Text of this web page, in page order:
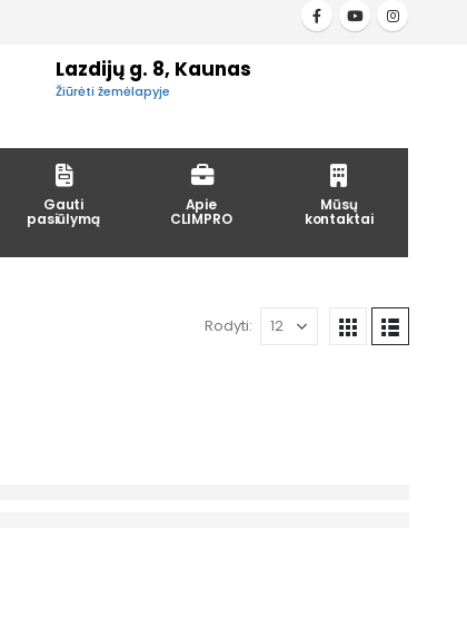
Lazdijų g. 8, Kaunas
Žiūrėti žemėlapyje
Gauti
pasiūlymą
Apie
CLIMPRO
Mūsų
kontaktai
Rodyti: